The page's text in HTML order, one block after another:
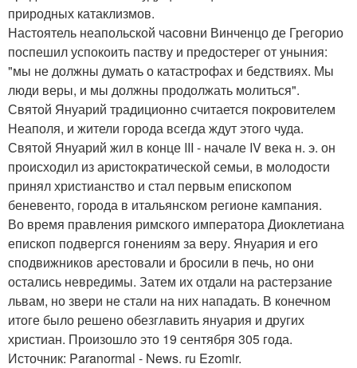
природных катаклизмов.
Настоятель неапольской часовни Винченцо де Грегорио
поспешил успокоить паству и предостерег от уныния:
"мы не должны думать о катастрофах и бедствиях. Мы
люди веры, и мы должны продолжать молиться".
Святой Януарий традиционно считается покровителем
Неаполя, и жители города всегда ждут этого чуда.
Святой Януарий жил в конце III - начале IV века н. э. он
происходил из аристократической семьи, в молодости
принял христианство и стал первым епископом
беневенто, города в итальянском регионе кампания.
Во время правления римского императора Диоклетиана
епископ подвергся гонениям за веру. Януария и его
сподвижников арестовали и бросили в печь, но они
остались невредимы. Затем их отдали на растерзание
львам, но звери не стали на них нападать. В конечном
итоге было решено обезглавить януария и других
христиан. Произошло это 19 сентября 305 года.
Источник: Paranormal - News. ru Ezomir.